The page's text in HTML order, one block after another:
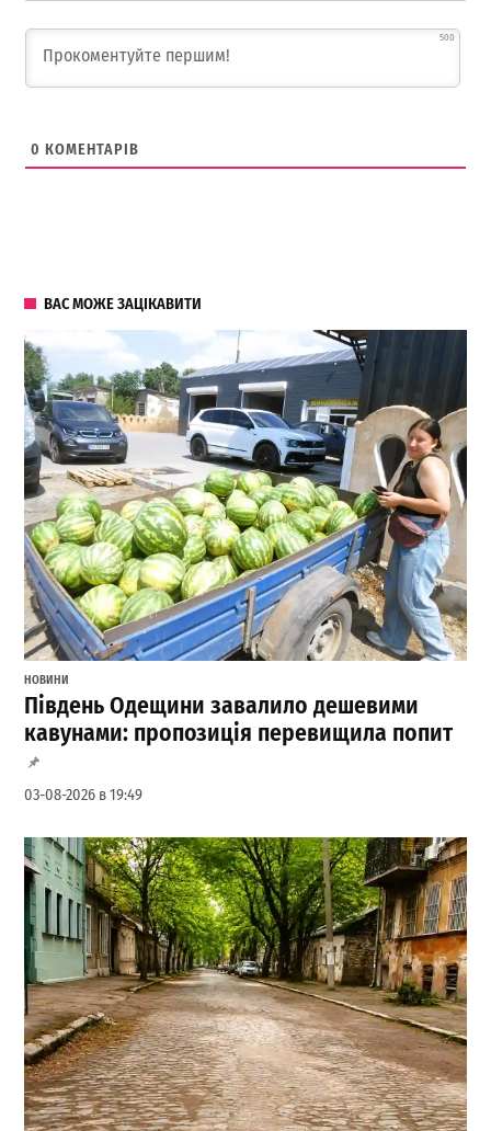
500
0 КОМЕНТАРІВ
ВАС МОЖЕ ЗАЦІКАВИТИ
НОВИНИ
Південь Одещини завалило дешевими
кавунами: пропозиція перевищила попит
03-08-2026 в 19:49